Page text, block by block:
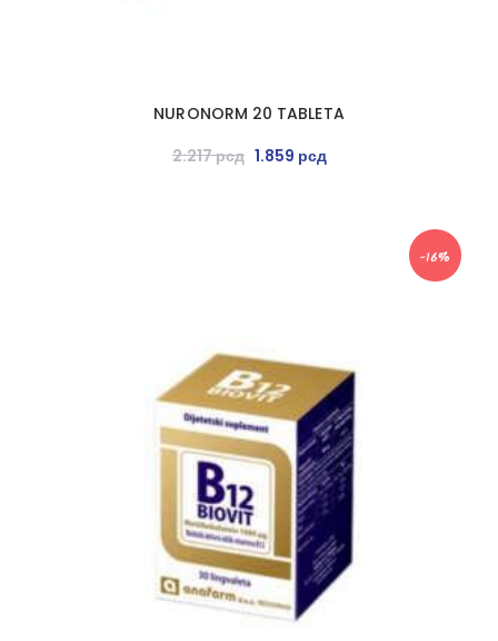
NURONORM 20 TABLETA
2.217рсд 1.859 рсд
-16%